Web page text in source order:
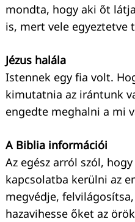
mondta, hogy aki őt
is, mert vele egyeztetve
Jézus halála
Istennek egy fia volt.
kimutatnia az irántunk
engedte meghalni a mi
A Biblia információi
Az egész arról szól,
kapcsolatba kerülni az
megvédje,
hazavihesse őket az